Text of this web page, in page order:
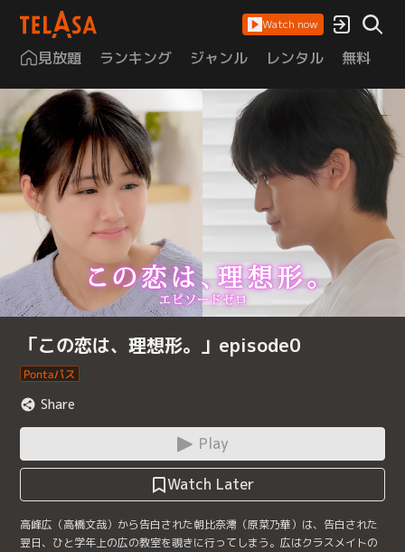
Watch now
見放題 ランキング ジャンル レンタル 無料
「この恋は、理想形。」episode0
Share
Play
Watch Later
高峰広（高橋文哉）から告白された朝比奈澪（原菜乃華）は、告白された
翌日、ひと学年上の広の教室を覗きに行ってしまう。広はクラスメイトの